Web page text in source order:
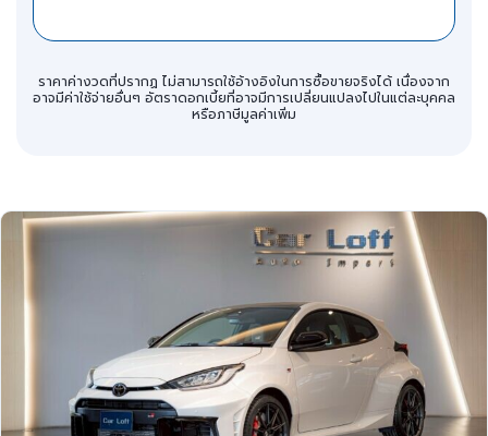
ราคาค่างวดที่ปรากฏ ไม่สามารถใช้อ้างอิงในการซื้อขายจริงได้ เนื่องจาก
อาจมีค่าใช้จ่ายอื่นๆ อัตราดอกเบี้ยที่อาจมีการเปลี่ยนแปลงไปในแต่ละบุคคล
หรือภาษีมูลค่าเพิ่ม